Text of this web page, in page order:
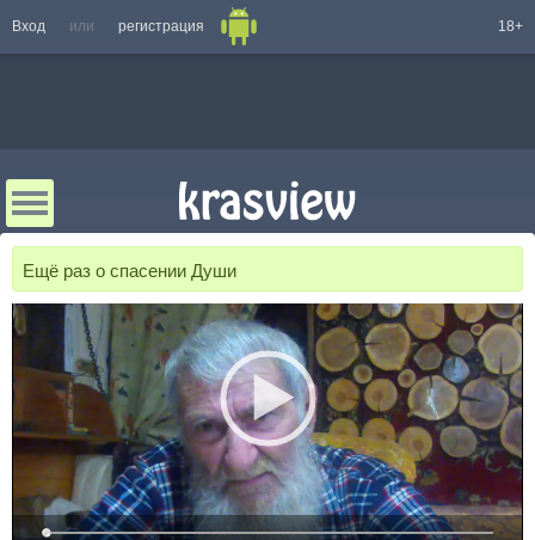
Вход или регистрация 18+
Ещё раз о спасении Души